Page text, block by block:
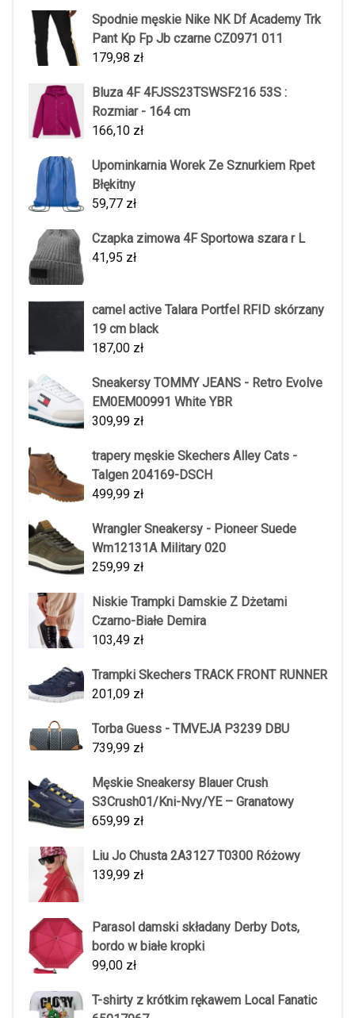
Spodnie męskie Nike NK Df Academy Trk
Pant Kp Fp Jb czarne CZ0971 011
179,98 zł
Bluza 4F 4FJSS23TSWSF216 53S :
Rozmiar - 164 cm
166,10 zł
Upominkarnia Worek Ze Sznurkiem Rpet
Błękitny
59,77 zł
Czapka zimowa 4F Sportowa szara r L
41,95 zł
camel active Talara Portfel RFID skórzany
19 cm black
187,00 zł
Sneakersy TOMMY JEANS - Retro Evolve
EM0EM00991 White YBR
309,99 zł
trapery męskie Skechers Alley Cats -
Talgen 204169-DSCH
499,99 zł
Wrangler Sneakersy - Pioneer Suede
Wm12131A Military 020
259,99 zł
Niskie Trampki Damskie Z Dżetami
Czarno-Białe Demira
103,49 zł
Trampki Skechers TRACK FRONT RUNNER
201,09 zł
Torba Guess - TMVEJA P3239 DBU
739,99 zł
Męskie Sneakersy Blauer Crush
S3Crush01/Kni-Nvy/YE – Granatowy
659,99 zł
Liu Jo Chusta 2A3127 T0300 Różowy
139,99 zł
Parasol damski składany Derby Dots,
bordo w białe kropki
99,00 zł
T-shirty z krótkim rękawem Local Fanatic